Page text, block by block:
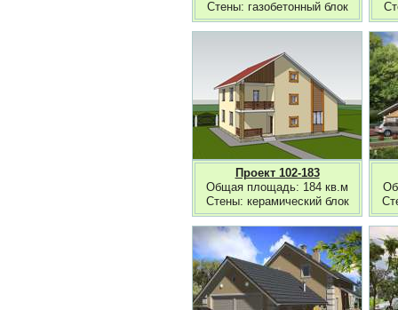
Стены: газобетонный блок
Проект 102-183
Общая площадь: 184 кв.м
Стены: керамический блок